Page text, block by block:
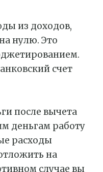
из доходов,
нулю. Это
счет
после вычета
деньгам работу
расходы
на
случае вы